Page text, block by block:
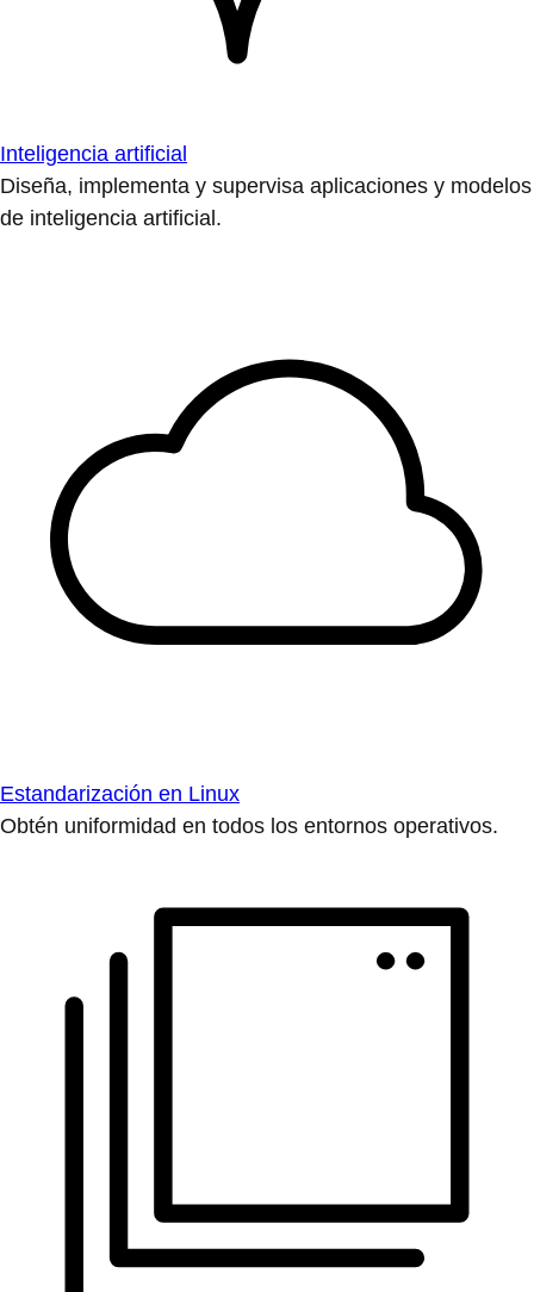
Inteligencia artificial
Diseña, implementa y supervisa aplicaciones y modelos
de inteligencia artificial.
Estandarización en Linux
Obtén uniformidad en todos los entornos operativos.